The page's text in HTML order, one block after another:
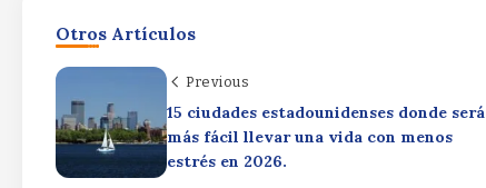
Otros Artículos
Previous
15 ciudades estadounidenses donde será
más fácil llevar una vida con menos
estrés en 2026.